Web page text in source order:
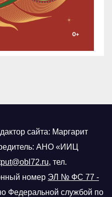
сайта: Маргарит
АНО «ИИЦ
, тел.
номер ЭЛ № ФС 77 -
Федеральной службой по